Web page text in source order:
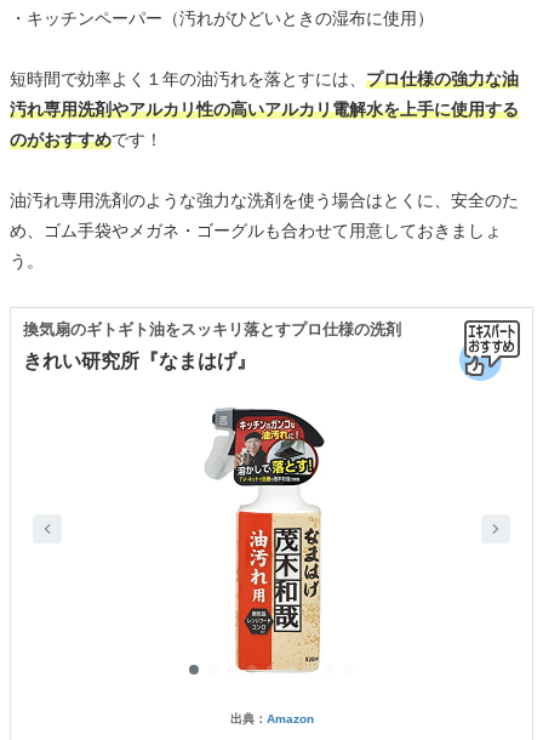
・キッチンペーパー（汚れがひどいときの湿布に使用）
短時間で効率よく１年の油汚れを落とすには、 プロ仕様の強力な油
汚れ専用洗剤やアルカリ性の高いアルカリ電解水を上手に使用する
のがおすすめです！
油汚れ専用洗剤のような強力な洗剤を使う場合はとくに、安全のた
め、ゴム手袋やメガネ・ゴーグルも合わせて用意しておきましょ
う。
きれい研究所『なまはげ』
換気扇のギトギト油をスッキリ落とすプロ仕様の洗剤
出典： Amazon